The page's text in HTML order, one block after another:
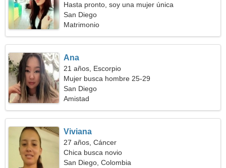
Hasta pronto, soy una mujer única
San Diego
Matrimonio
Ana
21 años, Escorpio
Mujer busca hombre 25-29
San Diego
Amistad
Viviana
27 años, Cáncer
Chica busca novio
San Diego, Colombia